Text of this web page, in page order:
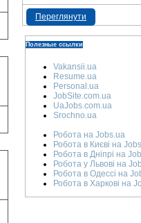
Переглянути
Полезные ссылки
Vakansii.ua
Resume.ua
Personal.ua
JobSite.com.ua
UaJobs.com.ua
Srochno.ua
Робота на Jobs.ua
Робота в Києві на
Робота в Дніпрі на
Робота у Львові на
Робота в Одессі на
Робота в Харкові на